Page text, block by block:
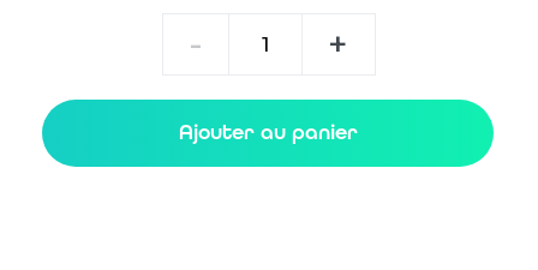
-
Fiber
Channel
+
Ajouter au panier